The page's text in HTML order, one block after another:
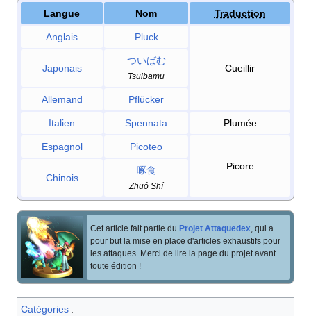
Langue Nom Traduction
Anglais Pluck
Cueillir
Japonais
ついばむ
Tsuibamu
Allemand Pflücker
Italien Spennata Plumée
Espagnol
Picoteo
Picore
Chinois
啄食
Zhuó Shí
Cet article fait partie du Projet Attaquedex, qui a
pour but la mise en place d'articles exhaustifs pour
les attaques. Merci de lire la page du projet avant
toute édition !
Catégories :